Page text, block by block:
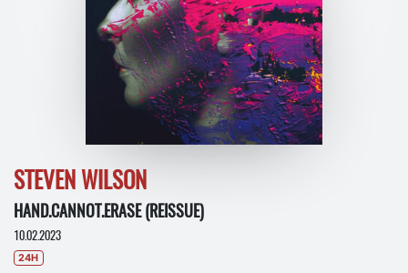
STEVEN WILSON
HAND.CANNOT.ERASE (REISSUE)
10.02.2023
24H